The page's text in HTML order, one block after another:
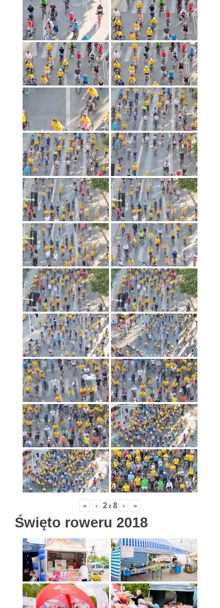
« ‹ 2z8 › »
Święto roweru 2018